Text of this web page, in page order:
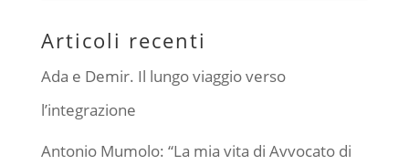
Articoli recenti
Ada e Demir. Il lungo viaggio verso
l’integrazione
Antonio Mumolo: “La mia vita di Avvocato di